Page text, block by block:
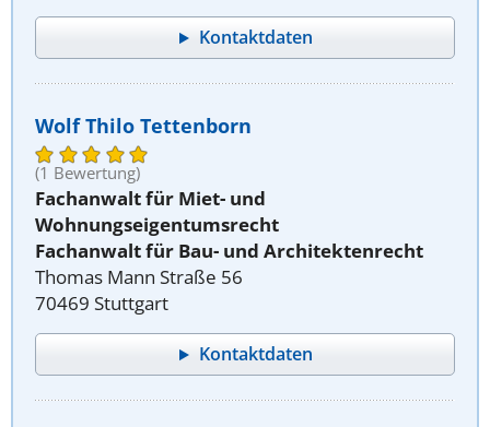
Kontaktdaten
Wolf Thilo Tettenborn
(1 Bewertung)
Fachanwalt für Miet- und
Wohnungseigentumsrecht
Fachanwalt für Bau- und Architektenrecht
Thomas Mann Straße 56
70469 Stuttgart
Kontaktdaten